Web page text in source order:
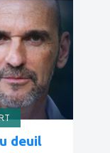
deuil